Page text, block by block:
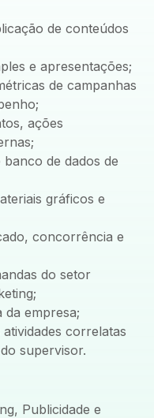
de conteúdos
e apresentações;
de campanhas
ações
de dados de
gráficos e
concorrência e
do setor
empresa;
correlatas
supervisor.
Publicidade e